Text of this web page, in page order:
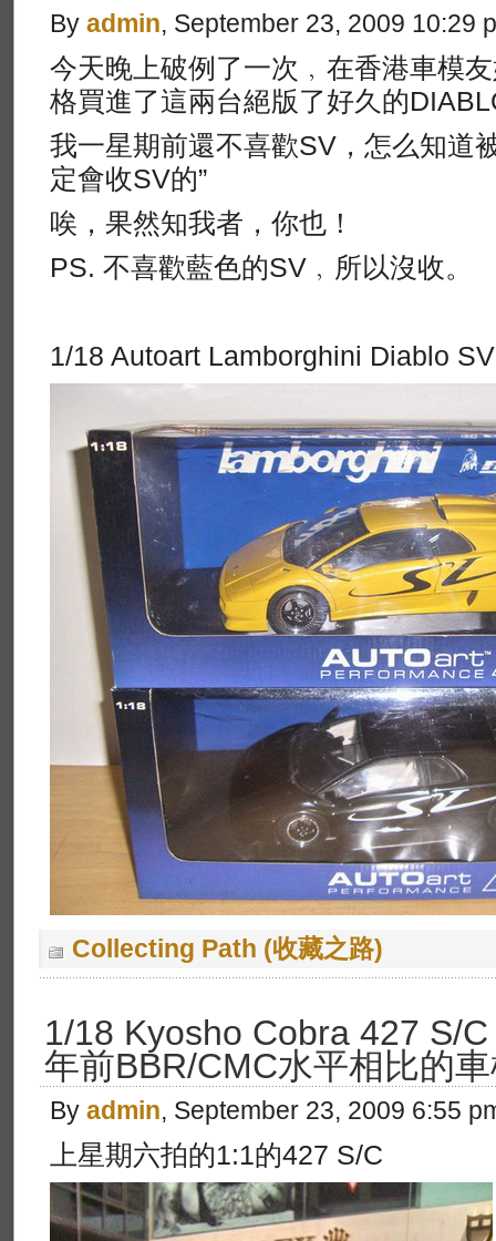
By admin, September 23, 2009 10:29
今天晚上破例了一次﹐在香港車模
格買進了這兩台絕版了好久的
我一星期前還不喜歡SV，怎么知道
定會收SV的”
唉，果然知我者，你也！
PS. 不喜歡藍色的SV﹐所以沒收。
1/18 Autoart Lamborghini Diablo
Collecting Path (收藏之路)
1/18 Kyosho Cobra 427 S/
年前BBR/CMC水平相比的
By admin, September 23, 2009 6:55
上星期六拍的1:1的427 S/C